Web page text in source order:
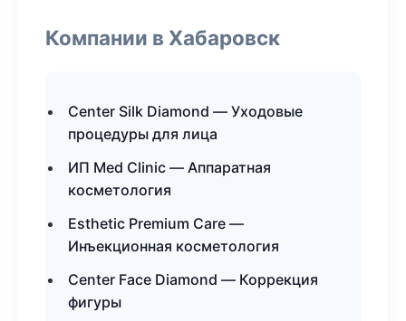
Компании в Хабаровск
Center Silk Diamond — Уходовые
процедуры для лица
ИП Med Clinic — Аппаратная
косметология
Esthetic Premium Care —
Инъекционная косметология
Center Face Diamond — Коррекция
фигуры